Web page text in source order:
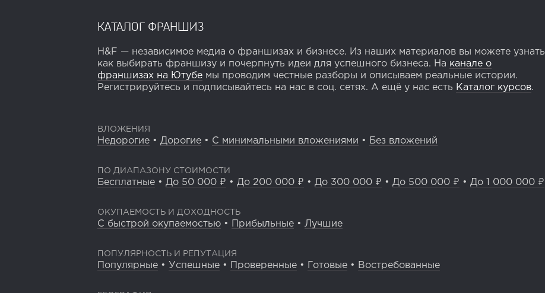
КАТАЛОГ ФРАНШИЗ
H&F — независимое медиа о франшизах и бизнесе. Из наших материалов вы можете узнать
как выбирать франшизу и почерпнуть идеи для успешного бизнеса. На канале о
франшизах на Ютубе мы проводим честные разборы и описываем реальные истории.
Регистрируйтесь и подписывайтесь на нас в соц. сетях. А ещё у нас есть Каталог курсов.
ВЛОЖЕНИЯ
Недорогие • Дорогие • С минимальными вложениями • Без вложений
ПО ДИАПАЗОНУ СТОИМОСТИ
Бесплатные • До 50 000 ₽ • До 200 000 ₽ • До 300 000 ₽ • До 500 000 ₽ • До 1 000 000 ₽
ОКУПАЕМОСТЬ И ДОХОДНОСТЬ
С быстрой окупаемостью • Прибыльные • Лучшие
ПОПУЛЯРНОСТЬ И РЕПУТАЦИЯ
Популярные • Успешные • Проверенные • Готовые • Востребованные